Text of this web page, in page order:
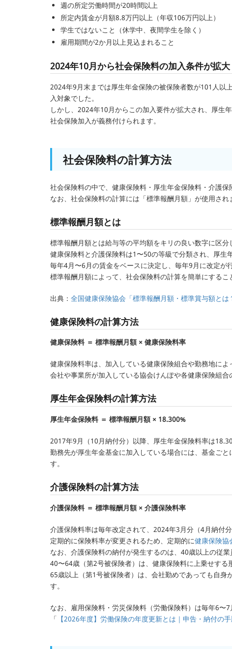
週の所定労働時間が20時間以上
所定内賃金が月額8.8万円以上（年収106万円以上）
学生ではないこと（休学中、夜間学生を除く）
雇用期間が2か月以上見込まれること
2024年10月から社会保険料の加入条件が拡大
2024年9月末までは厚生年金保険の被保険者数が101人以
入対象でした。
しかし、2024年10月からこの加入要件が拡大され、厚生
社会保険加入が義務付けられます。
社会保険料の計算方法
社会保険料の中で、健康保険料・厚生年金保険料・介護
なお、社会保険料の計算には「標準報酬月額」が使用され
標準報酬月額とは
標準報酬月額とは給与等の平均額をキリの良い数字に区分
健康保険料と介護保険料は1〜50の等級で分類され、厚生
毎年4月〜6月の賃金をベースに決定し、毎年9月に改定が
標準報酬月額によって、社会保険料の計算を簡単にするこ
出典： 全国健康保険協会「標準報酬月額・標準賞与額とは
健康保険料の計算方法
健康保険料 ＝ 標準報酬月額 × 健康保険料率
健康保険料率は、加入している健康保険組合や勤務地によ
会社や事業所が加入している協会けんぽや各健康保険組
厚生年金保険料の計算方法
厚生年金保険料 ＝ 標準報酬月額 × 18.300%
2017年9月（10月納付分）以降、厚生年金保険料率は
勤務先が厚生年金基金に加入している場合には、基金ご
す。
介護保険料の計算方法
介護保険料 ＝ 標準報酬月額 × 介護保険料率
介護保険料率は毎年改定されて、2024年3月分（4月納付
定期的に保険料率が変更されるため、定期的に健康保険協
なお、介護保険料の納付が発生するのは、40歳以上の従業
40〜64歳（第2号被保険者）は、健康保険料に上乗せする
65歳以上（第1号被保険者）は、会社勤めであっても自身
す。
なお、雇用保険料・労災保険料（労働保険料）は毎年6〜
「 【2026年度】労働保険の年度更新とは｜申告・納付の